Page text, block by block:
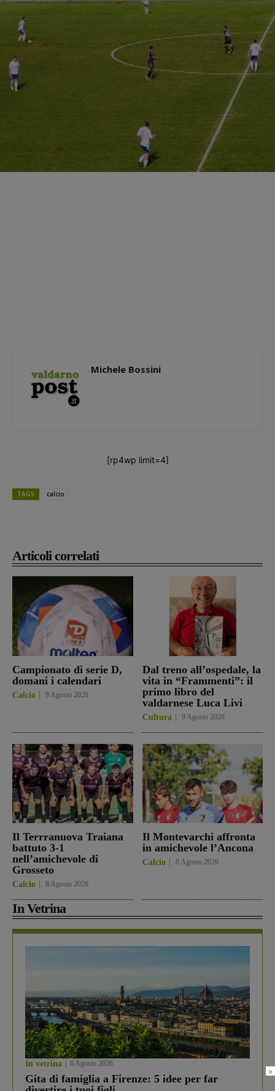
Articoli correlati
Campionato di serie D,
domani i calendari
Calcio 9 Agosto 2026
Dal treno all’ospedale, la
vita in “Frammenti”: il
primo libro del
valdarnese Luca Livi
Cultura 9 Agosto 2026
Il Terrranuova Traiana
battuto 3-1
nell’amichevole di
Grosseto
Calcio 8 Agosto 2026
Il Montevarchi affronta
in amichevole l’Ancona
Calcio 8 Agosto 2026
In Vetrina
In vetrina 6 Agosto 2026
Gita di famiglia a Firenze: 5 idee per far
Michele Bossini
[rp4wp limit=4]
TAGS calcio
×